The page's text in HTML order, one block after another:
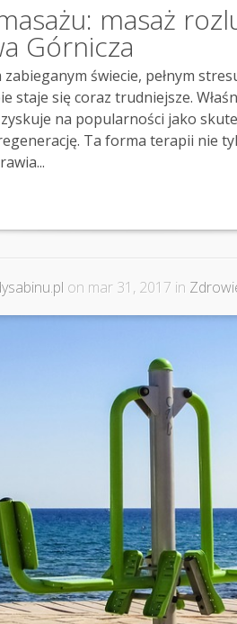
masaż
Górnicza
zabieganym świecie, pełnym
staje się coraz trudniejsze.
na popularności jako
Ta forma terapii nie
on mar 31, 2017 in